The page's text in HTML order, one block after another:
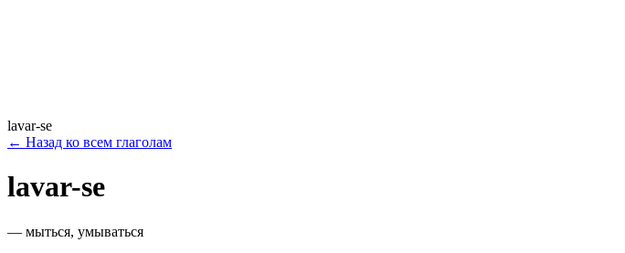
lavar-se
← Назад ко всем глаголам
lavar-se
— мыться, умываться